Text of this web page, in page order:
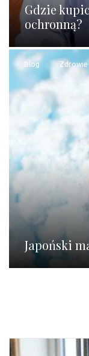
Gdzie
ochronną?
Blog Zdrowie
Japoński